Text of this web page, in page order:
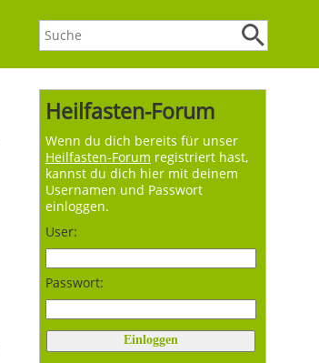
Heilfasten-Forum
Wenn du dich bereits für unser
Heilfasten-Forum registriert hast,
kannst du dich hier mit deinem
Usernamen und Passwort
einloggen.
User:
Passwort: